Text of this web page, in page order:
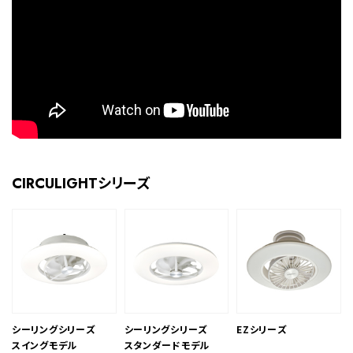
CIRCULIGHTシリーズ
シーリングシリーズ
スイングモデル
シーリングシリーズ
スタンダードモデル
EZシリーズ